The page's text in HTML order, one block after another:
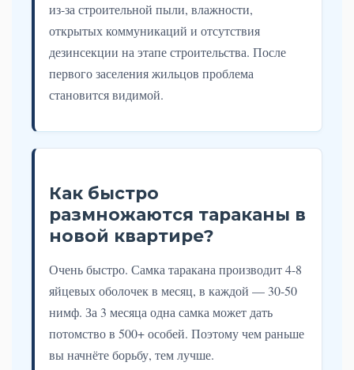
из-за строительной пыли, влажности,
открытых коммуникаций и отсутствия
дезинсекции на этапе строительства. После
первого заселения жильцов проблема
становится видимой.
Как быстро
размножаются тараканы в
новой квартире?
Очень быстро. Самка таракана производит 4-8
яйцевых оболочек в месяц, в каждой — 30-50
нимф. За 3 месяца одна самка может дать
потомство в 500+ особей. Поэтому чем раньше
вы начнёте борьбу, тем лучше.